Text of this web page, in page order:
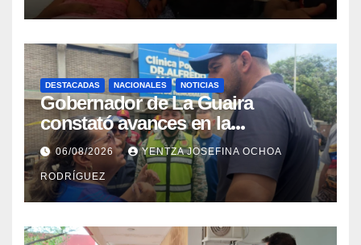
DESTACADAS NACIONALES NOTICIAS
Gobernador de La Guaira
constató avances en la
rehabilitación del Hospitalito de
Catia la Mar
06/08/2026 YENTZA JOSEFINA OCHOA
RODRÍGUEZ